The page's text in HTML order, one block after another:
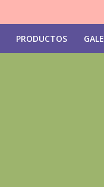
PRODUCTOS